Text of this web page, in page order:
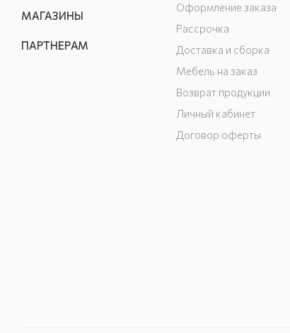
МАГАЗИНЫ
ПАРТНЕРАМ
Оформление заказа
Рассрочка
Доставка и сборка
Мебель на заказ
Возврат продукции
Личный кабинет
Договор оферты